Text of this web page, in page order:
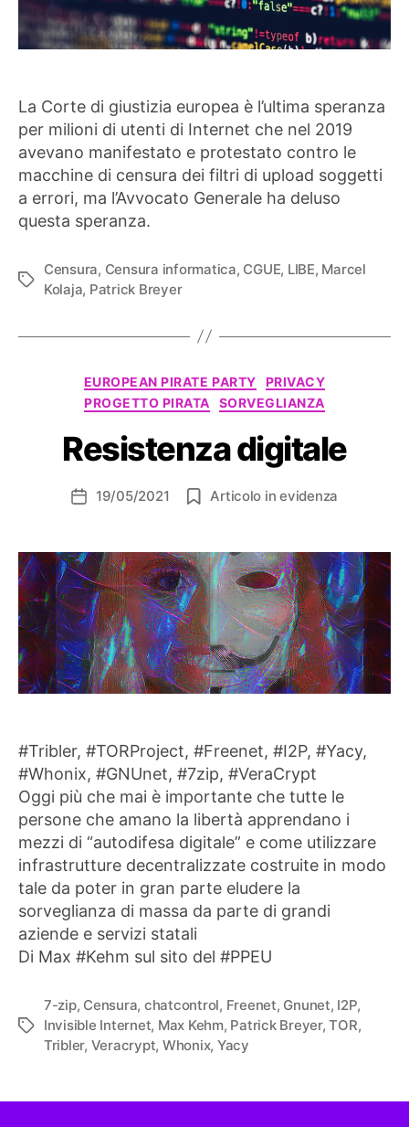
La Corte di giustizia europea è l’ultima speranza
per milioni di utenti di Internet che nel 2019
avevano manifestato e protestato contro le
macchine di censura dei filtri di upload soggetti
a errori, ma l’Avvocato Generale ha deluso
questa speranza.
Tag
Censura, Censura informatica, CGUE, LIBE, Marcel
Kolaja, Patrick Breyer
Categorie
EUROPEAN PIRATE PARTY
PRIVACY
PROGETTO PIRATA
SORVEGLIANZA
Resistenza digitale
Data19/05/2021 Articolo in evidenza
#Tribler, #TORProject, #Freenet, #I2P, #Yacy,
#Whonix, #GNUnet, #7zip, #VeraCrypt
Oggi più che mai è importante che tutte le
persone che amano la libertà apprendano i
mezzi di “autodifesa digitale” e come utilizzare
infrastrutture decentralizzate costruite in modo
tale da poter in gran parte eludere la
sorveglianza di massa da parte di grandi
aziende e servizi statali
Di Max #Kehm sul sito del #PPEU
Tag
7-zip, Censura, chatcontrol, Freenet, Gnunet, I2P,
Invisible Internet, Max Kehm, Patrick Breyer,TOR,
Tribler, Veracrypt, Whonix, Yacy